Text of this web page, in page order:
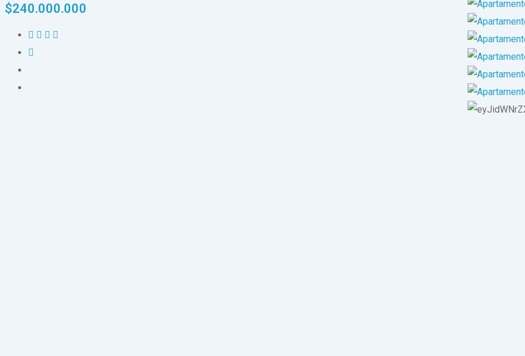
$240.000.000